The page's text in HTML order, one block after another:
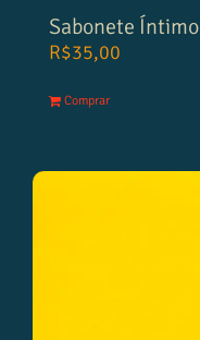
Sabonete Íntimo
R$35,00
Comprar